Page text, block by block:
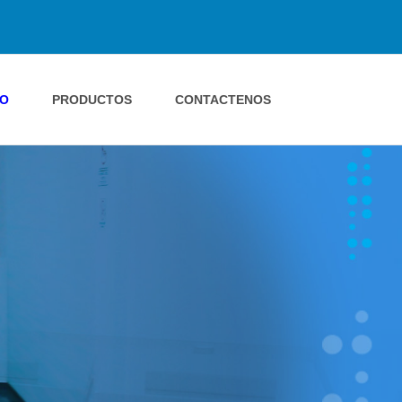
PRODUCTOS CONTACTENOS